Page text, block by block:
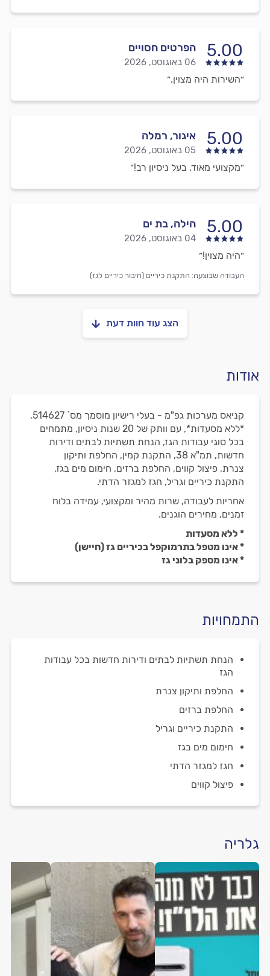
5.00 הפרטים חסויים
06 באוגוסט, 2026
״השירות היה מצוין.״
5.00 איגור, רמלה
05 באוגוסט, 2026
״מקצועי מאוד, בעל ניסיון רב!״
5.00 הילה, בת ים
04 באוגוסט, 2026
״היה מצוין!״
העבודה שבוצעה: התקנת כיריים (חיבור כיריים לגז)
הצג עוד חוות דעת
אודות
קניאס מערכות גפ"מ - בעלי רישיון מוסמך מס` 514627,
*ללא מסעדות*, עם וותק של 20 שנות ניסיון, מתמחים
בכל סוגי עבודות הגז, הנחת תשתיות לבתים ודירות
חדשות, תמ"א 38, התקנת קמין, החלפת ותיקון
צנרת, פיצול קווים, החלפת ברזים, חימום מים בגז,
התקנת כיריים וגריל, חגז למגזר הדתי.
אחריות לעבודה, שרות מהיר ומקצועי, עמידה בלוח
זמנים, מחירים הוגנים.
* ללא מסעדות
* אינו מטפל בתרמוקפל בכיריים גז (חיישן)
* אינו מספק בלוני גז
התמחויות
הנחת תשתיות לבתים ודירות חדשות בכל עבודות
הגז
החלפת ותיקון צנרת
החלפת ברזים
התקנת כיריים וגריל
חימום מים בגז
חגז למגזר הדתי
פיצול קווים
גלריה